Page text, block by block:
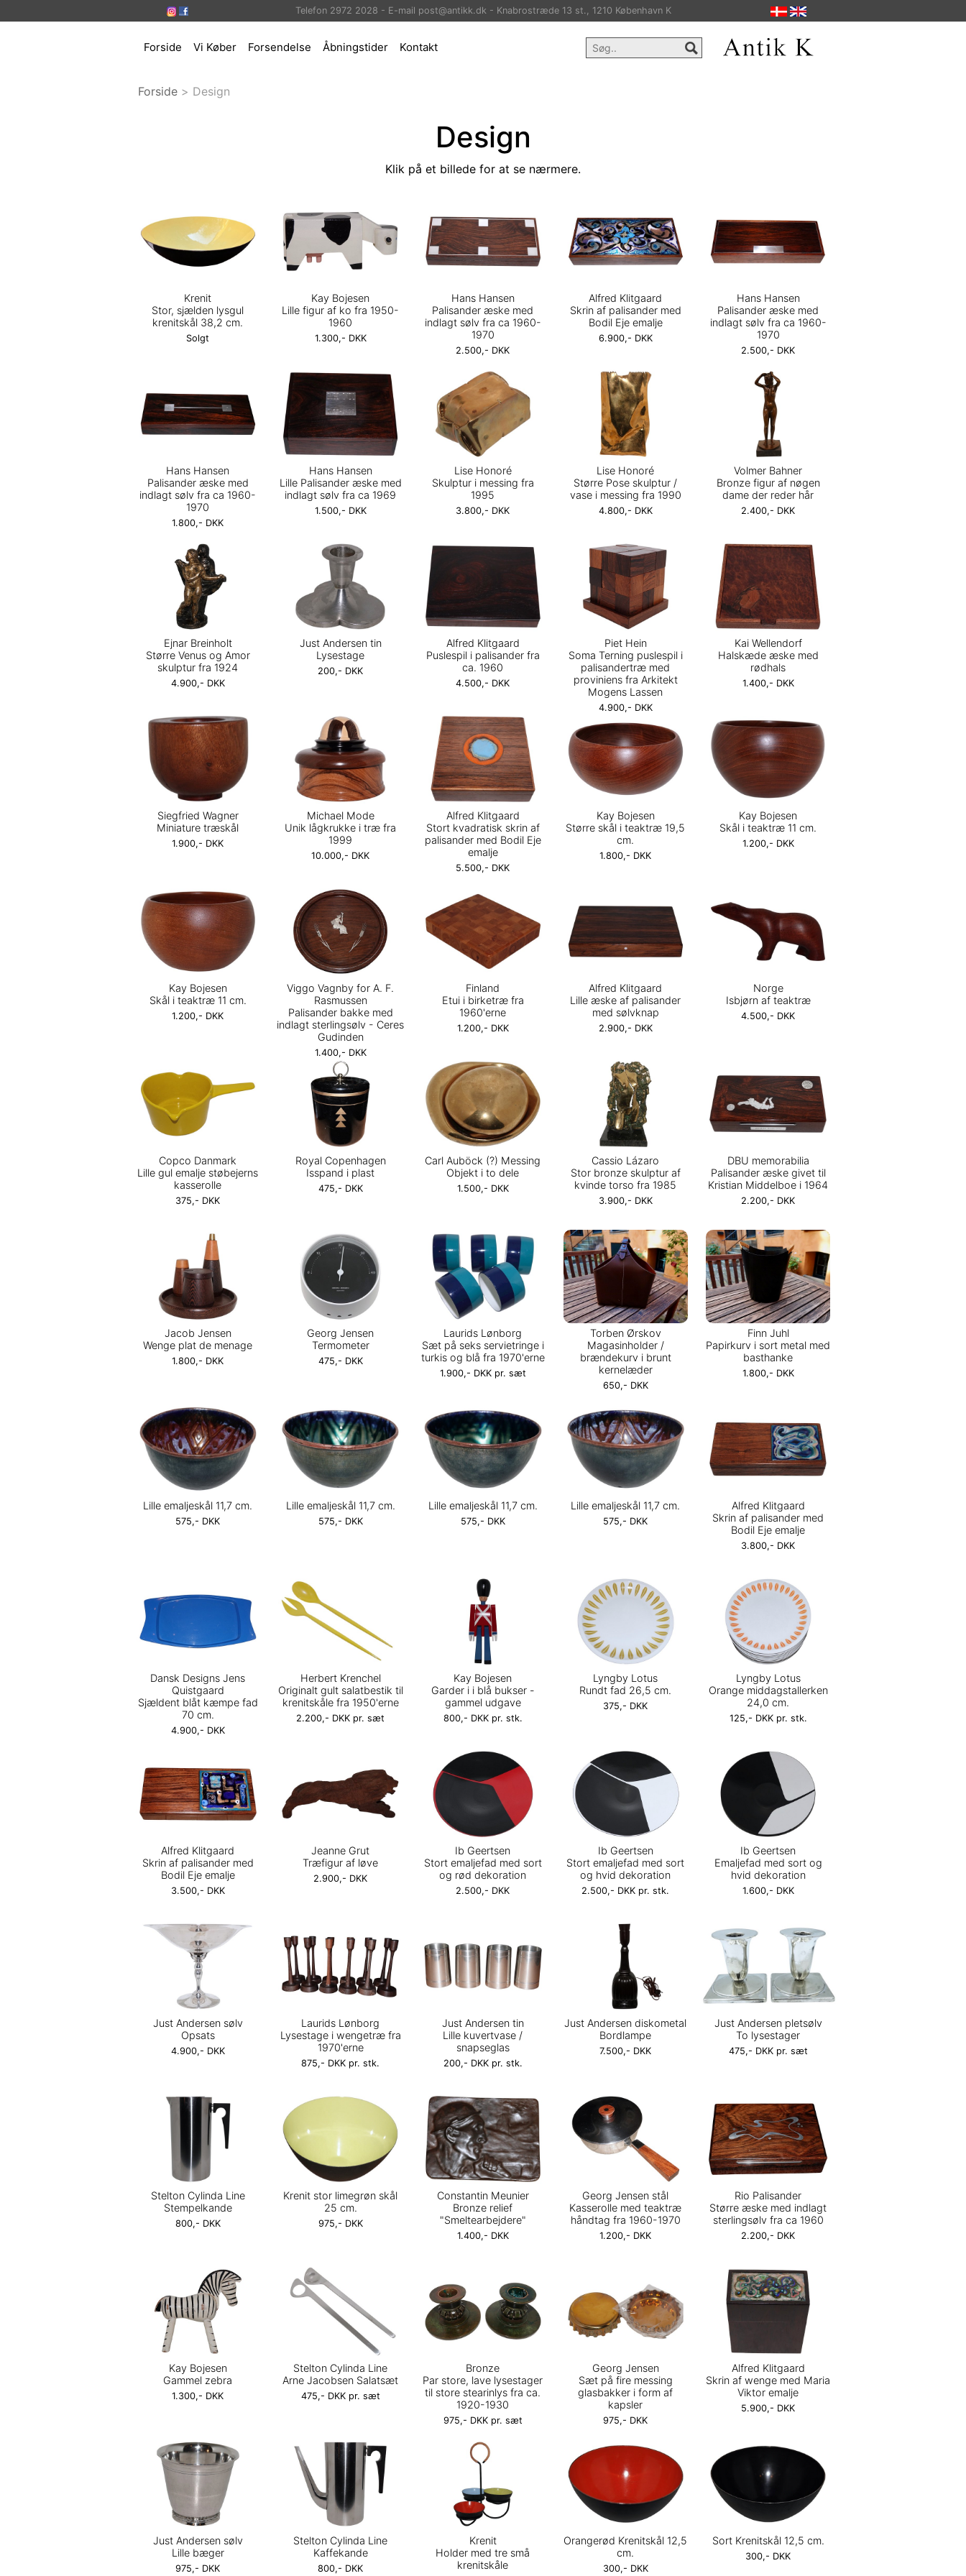
Telefon 2972 2028 - E-mail post@antikk.dk - Knabrostræde 13 st., 1210 København K
Forside Vi Køber Forsendelse Åbningstider Kontakt
Forside > Design
Design
Klik på et billede for at se nærmere.
Krenit
Stor, sjælden lysgul
krenitskål 38,2 cm.
Solgt
Kay Bojesen
Lille figur af ko fra 1950-
1960
1.300,- DKK
Hans Hansen
Palisander æske med
indlagt sølv fra ca 1960-
1970
2.500,- DKK
Alfred Klitgaard
Skrin af palisander med
Bodil Eje emalje
6.900,- DKK
Hans Hansen
Palisander æske med
indlagt sølv fra ca 1960-
1970
2.500,- DKK
Hans Hansen
Palisander æske med
indlagt sølv fra ca 1960-
1970
1.800,- DKK
Hans Hansen
Lille Palisander æske med
indlagt sølv fra ca 1969
1.500,- DKK
Lise Honoré
Skulptur i messing fra
1995
3.800,- DKK
Lise Honoré
Større Pose skulptur /
vase i messing fra 1990
4.800,- DKK
Volmer Bahner
Bronze figur af nøgen
dame der reder hår
2.400,- DKK
Ejnar Breinholt
Større Venus og Amor
skulptur fra 1924
4.900,- DKK
Just Andersen tin
Lysestage
200,- DKK
Alfred Klitgaard
Puslespil i palisander fra
ca. 1960
4.500,- DKK
Piet Hein
Soma Terning puslespil i
palisandertræ med
proviniens fra Arkitekt
Mogens Lassen
4.900,- DKK
Kai Wellendorf
Halskæde æske med
rødhals
1.400,- DKK
Siegfried Wagner
Miniature træskål
1.900,- DKK
Michael Mode
Unik lågkrukke i træ fra
1999
10.000,- DKK
Alfred Klitgaard
Stort kvadratisk skrin af
palisander med Bodil Eje
emalje
5.500,- DKK
Kay Bojesen
Større skål i teaktræ 19,5
cm.
1.800,- DKK
Kay Bojesen
Skål i teaktræ 11 cm.
1.200,- DKK
Kay Bojesen
Skål i teaktræ 11 cm.
1.200,- DKK
Viggo Vagnby for A. F.
Rasmussen
Palisander bakke med
indlagt sterlingsølv - Ceres
Gudinden
1.400,- DKK
Finland
Etui i birketræ fra
1960'erne
1.200,- DKK
Alfred Klitgaard
Lille æske af palisander
med sølvknap
2.900,- DKK
Norge
Isbjørn af teaktræ
4.500,- DKK
Copco Danmark
Lille gul emalje støbejerns
kasserolle
375,- DKK
Royal Copenhagen
Isspand i plast
475,- DKK
Carl Auböck (?) Messing
Objekt i to dele
1.500,- DKK
Cassio Lázaro
Stor bronze skulptur af
kvinde torso fra 1985
3.900,- DKK
DBU memorabilia
Palisander æske givet til
Kristian Middelboe i 1964
2.200,- DKK
Jacob Jensen
Wenge plat de menage
1.800,- DKK
Georg Jensen
Termometer
475,- DKK
Laurids Lønborg
Sæt på seks servietringe i
turkis og blå fra 1970'erne
1.900,- DKK pr. sæt
Torben Ørskov
Magasinholder /
brændekurv i brunt
kernelæder
650,- DKK
Finn Juhl
Papirkurv i sort metal med
basthanke
1.800,- DKK
Lille emaljeskål 11,7 cm.
575,- DKK
Lille emaljeskål 11,7 cm.
575,- DKK
Lille emaljeskål 11,7 cm.
575,- DKK
Lille emaljeskål 11,7 cm.
575,- DKK
Alfred Klitgaard
Skrin af palisander med
Bodil Eje emalje
3.800,- DKK
Dansk Designs Jens
Quistgaard
Sjældent blåt kæmpe fad
70 cm.
4.900,- DKK
Herbert Krenchel
Originalt gult salatbestik til
krenitskåle fra 1950'erne
2.200,- DKK pr. sæt
Kay Bojesen
Garder i i blå bukser -
gammel udgave
800,- DKK pr. stk.
Lyngby Lotus
Rundt fad 26,5 cm.
375,- DKK
Lyngby Lotus
Orange middagstallerken
24,0 cm.
125,- DKK pr. stk.
Alfred Klitgaard
Skrin af palisander med
Bodil Eje emalje
3.500,- DKK
Jeanne Grut
Træfigur af løve
2.900,- DKK
Ib Geertsen
Stort emaljefad med sort
og rød dekoration
2.500,- DKK
Ib Geertsen
Stort emaljefad med sort
og hvid dekoration
2.500,- DKK pr. stk.
Ib Geertsen
Emaljefad med sort og
hvid dekoration
1.600,- DKK
Just Andersen sølv
Opsats
4.900,- DKK
Laurids Lønborg
Lysestage i wengetræ fra
1970'erne
875,- DKK pr. stk.
Just Andersen tin
Lille kuvertvase /
snapseglas
200,- DKK pr. stk.
Just Andersen diskometal
Bordlampe
7.500,- DKK
Just Andersen pletsølv
To lysestager
475,- DKK pr. sæt
Stelton Cylinda Line
Stempelkande
800,- DKK
Krenit stor limegrøn skål
25 cm.
975,- DKK
Constantin Meunier
Bronze relief
"Smeltearbejdere"
1.400,- DKK
Georg Jensen stål
Kasserolle med teaktræ
håndtag fra 1960-1970
1.200,- DKK
Rio Palisander
Større æske med indlagt
sterlingsølv fra ca 1960
2.200,- DKK
Kay Bojesen
Gammel zebra
1.300,- DKK
Stelton Cylinda Line
Arne Jacobsen Salatsæt
475,- DKK pr. sæt
Bronze
Par store, lave lysestager
til store stearinlys fra ca.
1920-1930
975,- DKK pr. sæt
Georg Jensen
Sæt på fire messing
glasbakker i form af
kapsler
975,- DKK
Alfred Klitgaard
Skrin af wenge med Maria
Viktor emalje
5.900,- DKK
Just Andersen sølv
Lille bæger
975,- DKK
Stelton Cylinda Line
Kaffekande
800,- DKK
Krenit
Holder med tre små
krenitskåle
Orangerød Krenitskål 12,5
cm.
300,- DKK
Sort Krenitskål 12,5 cm.
300,- DKK